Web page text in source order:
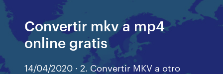
Convertir mkv a mp4
online gratis
14/04/2020 · 2. Convertir MKV a otro